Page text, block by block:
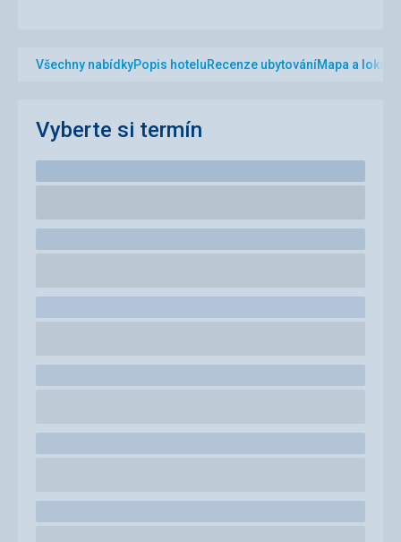
Všechny nabídkyPopis hoteluRecenze ubytováníMapa a
Vyberte si termín